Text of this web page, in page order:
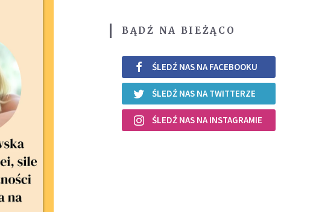
BĄDŹ NA BIEŻĄCO
ŚLEDŹ NAS NA FACEBOOKU
ŚLEDŹ NAS NA TWITTERZE
ŚLEDŹ NAS NA INSTAGRAMIE